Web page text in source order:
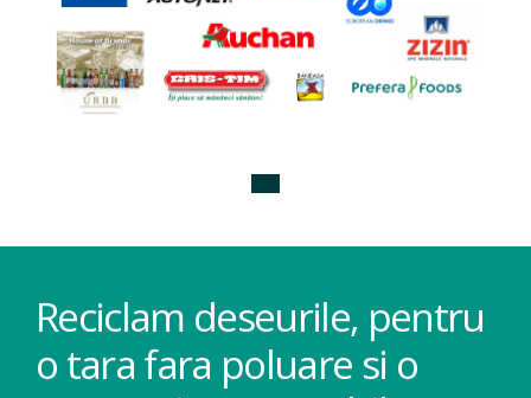
Reciclam deseurile, pentru
o tara fara poluare si o